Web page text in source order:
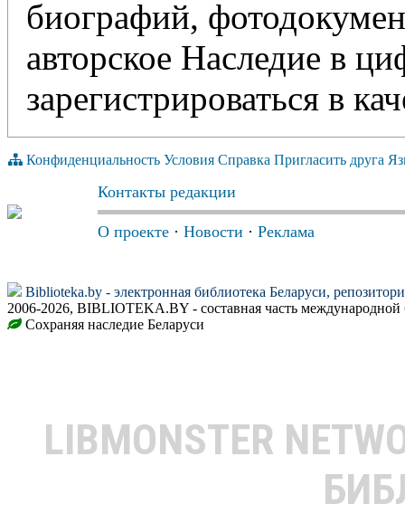
биографий,
авторское Наследие в
зарегистрироваться в
Конфиденциальность Условия Справка Пригласить друга
Контакты редакции
О проекте · Новости · Реклама
Biblioteka.by - электронная библиотека Беларуси,
2006-2026, BIBLIOTEKA.BY - составная часть
Сохраняя наследие Беларуси
LIBMONSTER